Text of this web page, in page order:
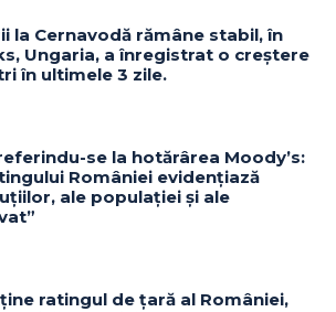
la Cernavodă rămâne stabil, în
Ungaria, a înregistrat o creștere
în ultimele 3 zile.
se la hotărârea Moody’s:
României evidențiază
ale populației și ale
ratingul de țară al României,